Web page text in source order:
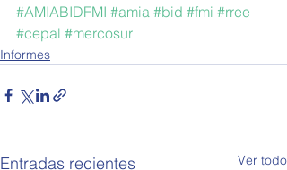
#AMIABIDFMI #amia #bid #fmi #rree
#cepal #mercosur
Informes
Entradas recientes Ver todo